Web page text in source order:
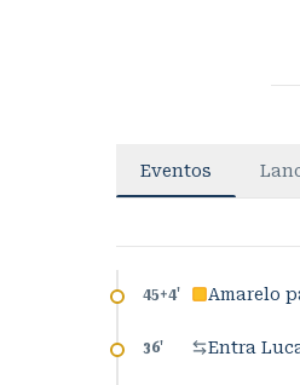
Eventos
45+4' Amarelo
36' Entra